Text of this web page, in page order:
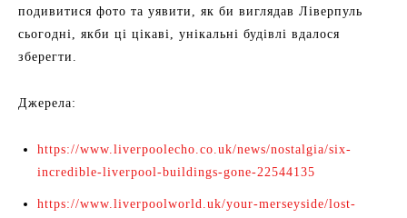
подивитися фото та уявити, як би виглядав Ліверпуль
сьогодні, якби ці цікаві, унікальні будівлі вдалося
зберегти.
Джерела:
https://www.liverpoolecho.co.uk/news/nostalgia/six-
incredible-liverpool-buildings-gone-22544135
https://www.liverpoolworld.uk/your-merseyside/lost-